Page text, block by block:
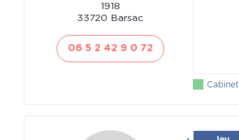
1918
33720 Barsac
06 5 2 42 9 0 72
Cabinet